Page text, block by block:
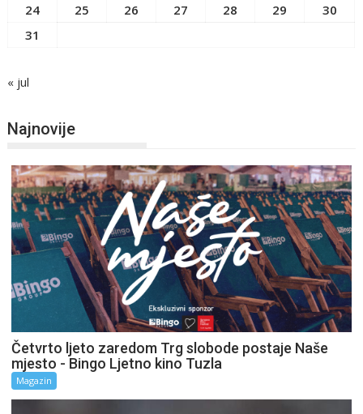
24
25 26 27 28 29
30
31
« jul
Najnovije
Četvrto ljeto zaredom Trg slobode postaje Naše
mjesto - Bingo Ljetno kino Tuzla
Magazin